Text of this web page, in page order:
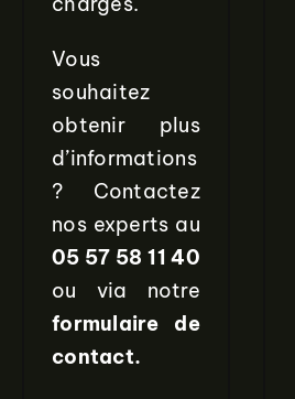
Vous
souhaitez
obtenir plus
d’informations
? Contactez
nos experts au
05 57 58 11 40
ou via notre
formulaire de
contact.